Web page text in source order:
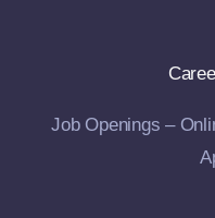
Job Openings –